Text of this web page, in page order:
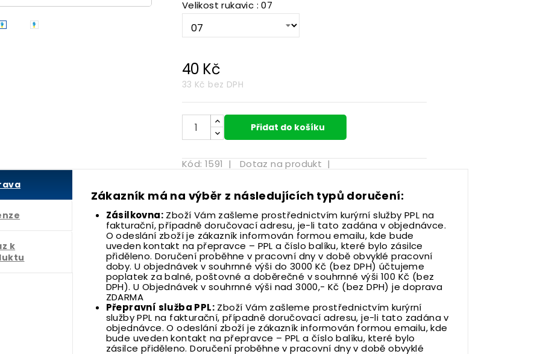
Velikost rukavic : 07
40 Kč
33 Kč bez DPH
Přidat do košíku
Kód: 1591 | Dotaz na produkt |
k
Zákazník má na výběr z následujících typů doručení:
Zásilkovna:Zboží Vám zašleme prostřednictvím kurýrní služby PPL na
fakturační, případně doručovací adresu, je-li tato zadána v objednávce.
O odeslání zboží je zákazník informován formou emailu, kde bude
uveden kontakt na přepravce – PPL a číslo balíku, které bylo zásilce
přiděleno. Doručení proběhne v pracovní dny v době obvyklé pracovní
doby. U objednávek v souhrnné výši do 3000 Kč (bez DPH) účtujeme
poplatek za balné, poštovné a doběrečné v souhrnné výši 100 Kč (bez
DPH). U Objednávek v souhrnné výši nad 3000,- Kč (bez DPH) je doprava
ZDARMA
Přepravní služba PPL:Zboží Vám zašleme prostřednictvím kurýrní
služby PPL na fakturační, případně doručovací adresu, je-li tato zadána v
objednávce. O odeslání zboží je zákazník informován formou emailu, kde
bude uveden kontakt na přepravce – PPL a číslo balíku, které bylo
zásilce přiděleno. Doručení proběhne v pracovní dny v době obvyklé